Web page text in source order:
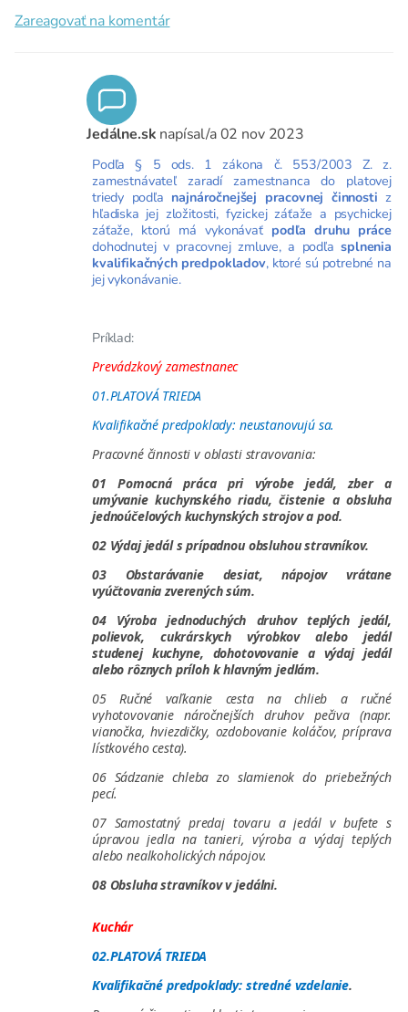
Zareagovať na komentár
Jedálne.sk napísal/a02 nov 2023
Podľa § 5 ods. 1 zákona č. 553/2003 Z. z.
zamestnávateľ zaradí zamestnanca do platovej
triedy podľa najnáročnejšej pracovnej činnosti z
hľadiska jej zložitosti, fyzickej záťaže a psychickej
záťaže, ktorú má vykonávať podľa druhu práce
dohodnutej v pracovnej zmluve, a podľasplnenia
kvalifikačných predpokladov, ktoré sú potrebné na
jej vykonávanie.
Príklad:
Prevádzkový zamestnanec
01.PLATOVÁ TRIEDA
Kvalifikačné predpoklady: neustanovujú sa.
Pracovné činnosti v oblasti stravovania:
01 Pomocná práca pri výrobe jedál, zber a
umývanie kuchynského riadu, čistenie a obsluha
jednoúčelových kuchynských strojov a pod.
02 Výdaj jedál s prípadnou obsluhou stravníkov.
03 Obstarávanie desiat, nápojov vrátane
vyúčtovania zverených súm.
04 Výroba jednoduchých druhov teplých jedál,
polievok, cukrárskych výrobkov alebo jedál
studenej kuchyne, dohotovovanie a výdaj jedál
alebo rôznych príloh k hlavným jedlám.
05 Ručné vaľkanie cesta na chlieb a ručné
vyhotovovanie náročnejších druhov pečiva (napr.
vianočka, hviezdičky, ozdobovanie koláčov, príprava
lístkového cesta).
06 Sádzanie chleba zo slamienok do priebežných
pecí.
07 Samostatný predaj tovaru a jedál v bufete s
úpravou jedla na tanieri, výroba a výdaj teplých
alebo nealkoholických nápojov.
08 Obsluha stravníkov v jedálni.
Kuchár
02.PLATOVÁ TRIEDA
Kvalifikačné predpoklady: stredné vzdelanie.